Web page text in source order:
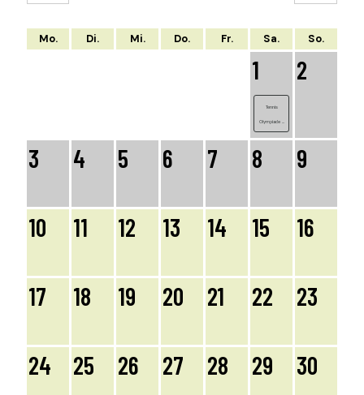
Mo. Di. Mi. Do. Fr. Sa. So.
1
Tennis
Olympiade ...
2
3 4 5 6 7 8 9
10 11 12 13 14 15 16
17 18 19 20 21 22 23
24 25 26 27 28 29 30